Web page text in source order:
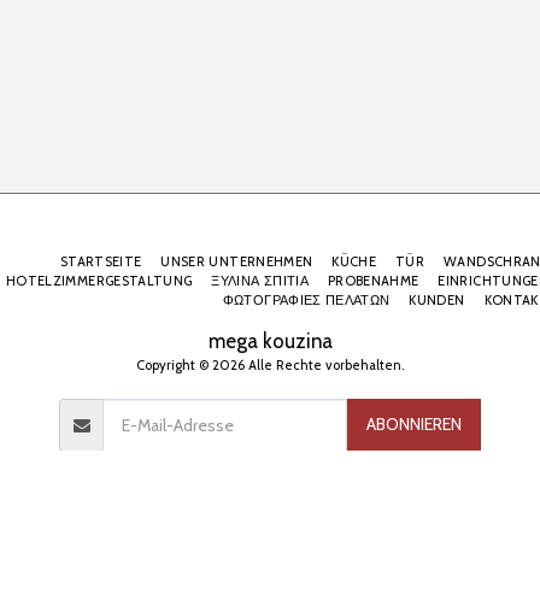
mega kouzina
Copyright © 2026 Alle Rechte vorbehalten.
STARTSEITE UNSER UNTERNEHMEN KÜCHE TÜR
HOTELZIMMERGESTALTUNG
ΞΥΛΙΝΑ ΣΠΙΤΙΑ PROBENAHME
ΦΩΤΟΓΡΑΦΙΕΣ ΠΕΛΑΤΩΝ
KUNDEN
ABONNIEREN